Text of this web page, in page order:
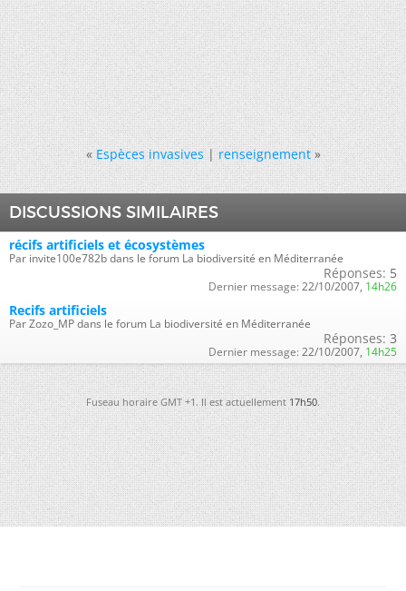
« Espèces invasives|renseignement »
DISCUSSIONS SIMILAIRES
récifs artificiels et écosystèmes
Par invite100e782b dans le forum La biodiversité en Méditerranée
Réponses: 5
Dernier message: 22/10/2007, 14h26
Recifs artificiels
Par Zozo_MP dans le forum La biodiversité en Méditerranée
Réponses: 3
Dernier message: 22/10/2007, 14h25
Fuseau horaire GMT +1. Il est actuellement17h50.